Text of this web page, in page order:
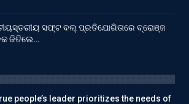
ସଫ୍ଟ ବଲ୍ ପ୍ରତିଯୋଗିତାରେ ବ୍ରୋଞ୍ଜ
ଜିତିଲେ…
people’s leader prioritizes the needs of